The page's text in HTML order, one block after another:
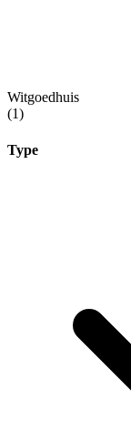
Witgoedhuis
(1)
Type